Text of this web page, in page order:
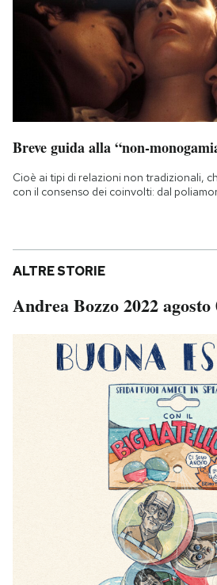
Breve guida alla “non-
Cioè ai tipi di relazioni non tradizionali,
con il consenso dei coinvolti: dal
ALTRE STORIE
Andrea Bozzo 2022 agosto